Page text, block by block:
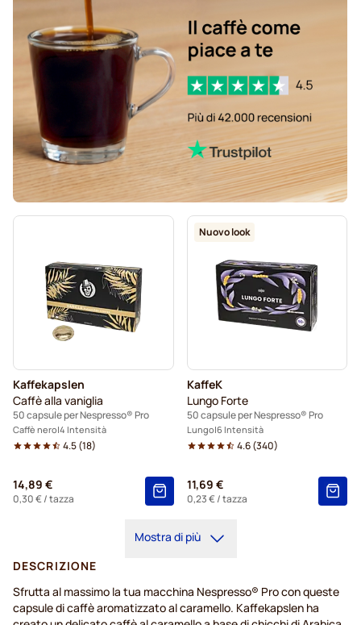
Kaffekapslen
Caffè alla vaniglia
50 capsule per Nespresso® Pro
Caffè nero 4 Intensità
4.5(18)
14,89 €
0,30 €/ tazza
Nuovo look
KaffeK
Lungo Forte
50 capsule per Nespresso® Pro
Lungo 6 Intensità
4.6(340)
11,69 €
0,23 €/ tazza
Mostra di più
DESCRIZIONE
Sfrutta al massimo la tua macchina Nespresso® Pro con queste
capsule di caffè aromatizzato al caramello. Kaffekapslen ha